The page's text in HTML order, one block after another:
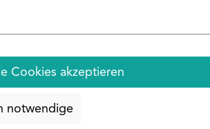
Cookies akzeptieren
notwendige